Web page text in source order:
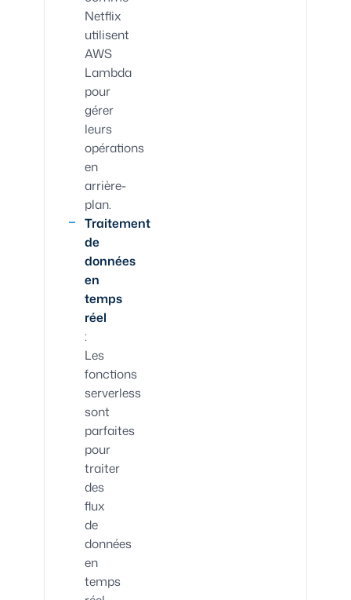
Netflix
utilisent
AWS
Lambda
pour
gérer
leurs
opérations
en
arrière-
plan.
Traitement
de
données
en
temps
réel
:
Les
fonctions
serverless
sont
parfaites
pour
traiter
des
flux
de
données
en
temps